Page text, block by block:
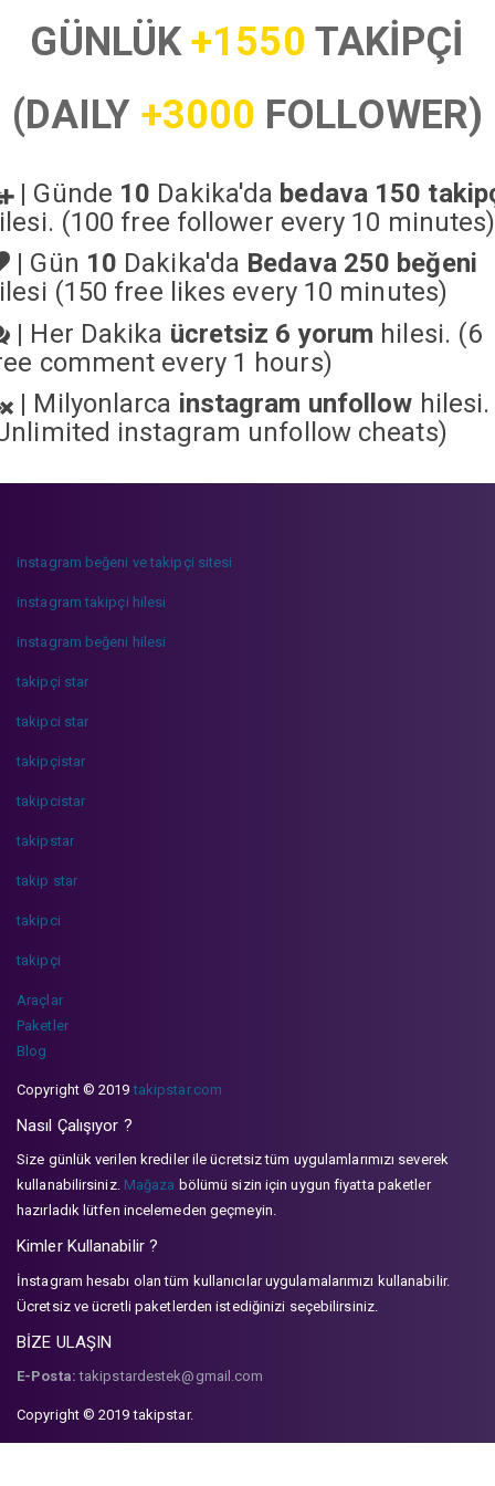
GÜNLÜK+1550 TAKİPÇİ
(DAILY +3000 FOLLOWER)
| Günde 10 Dakika'da bedava 150
(100 free follower every 10 minutes)
| Gün 10 Dakika'da Bedava 250 beğeni
(150 free likes every 10 minutes)
| Her Dakika ücretsiz 6 yorum hilesi. (6
comment every 1 hours)
| Milyonlarca instagram unfollow hilesi.
instagram unfollow cheats)
instagram beğeni ve takipçi sitesi
instagram takipçi hilesi
instagram beğeni hilesi
takipçi star
takipci star
takipçistar
takipcistar
takipstar
takip star
takipci
takipçi
Araçlar
Paketler
Blog
Copyright © 2019takipstar.com
Nasıl Çalışıyor ?
Size günlük verilen krediler ile ücretsiz tüm uygulamlarımızı severek
kullanabilirsiniz. Mağaza bölümü sizin için uygun fiyatta paketler
hazırladık lütfen incelemeden geçmeyin.
Kimler Kullanabilir ?
İnstagram hesabı olan tüm kullanıcılar uygulamalarımızı kullanabilir.
Ücretsiz ve ücretli paketlerden istediğinizi seçebilirsiniz.
BİZE ULAŞIN
E-Posta: takipstardestek@gmail.com
Copyright © 2019 takipstar.